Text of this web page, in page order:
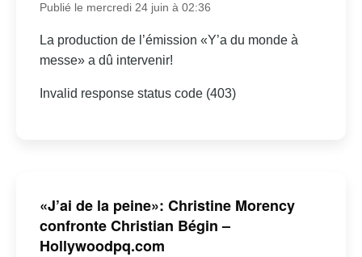
Publié le mercredi 24 juin à 02:36
La production de l’émission «Y’a du monde à
messe» a dû intervenir!
Invalid response status code (403)
«J’ai de la peine»: Christine Morency
confronte Christian Bégin –
Hollywoodpq.com